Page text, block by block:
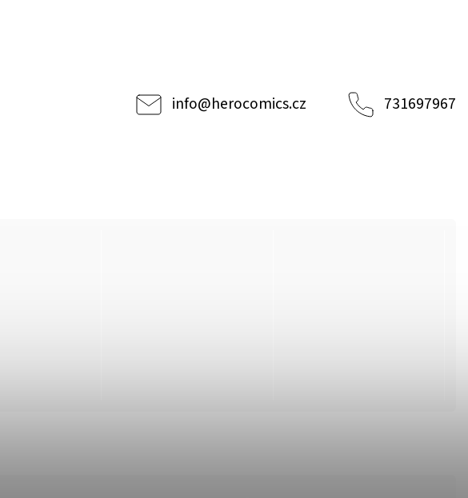
info@herocomics.cz 731697967